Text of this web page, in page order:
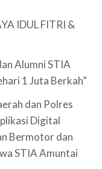
IDUL FITRI &
Alumni STIA
1 Juta Berkah”
dan Polres
Digital
Bermotor dan
STIA Amuntai